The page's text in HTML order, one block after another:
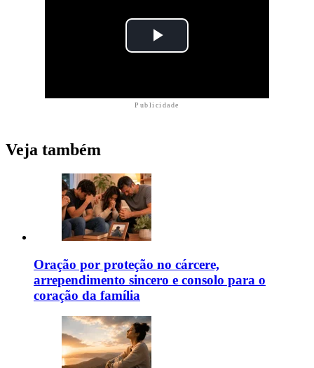
Publicidade
Veja também
Oração por proteção no cárcere,
arrependimento sincero e consolo para o
coração da família